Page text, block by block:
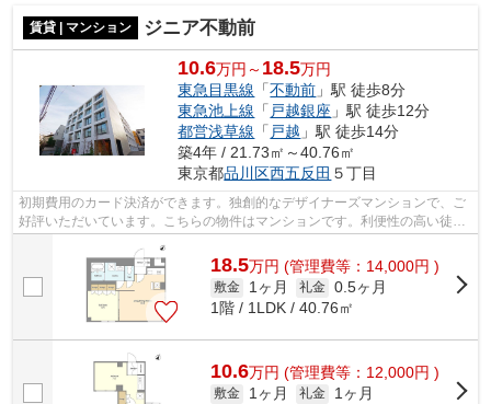
賃貸 | マンション ジニア不動前
10.6万円～ 18.5万円
東急目黒線 「不動前 」駅 徒歩8分
東急池上線 「 戸越銀座 」駅 徒歩12分
都営浅草線 「 戸越 」駅 徒歩14分
築4年 / 21.73㎡～40.76㎡
東京都品川区西五反田 ５丁目
初期費用のカード決済ができます。独創的なデザイナーズマンションで、ご
好評いただいています。こちらの物件はマンションです。利便性の高い徒歩
8分の物件です。アイディアルホーム ...
18.5万円 (管理費等：14,000円 )
敷金 1ヶ月 礼金 0.5ヶ月
1階 / 1LDK / 40.76㎡
10.6万円 (管理費等：12,000円 )
敷金 1ヶ月 礼金
1ヶ月